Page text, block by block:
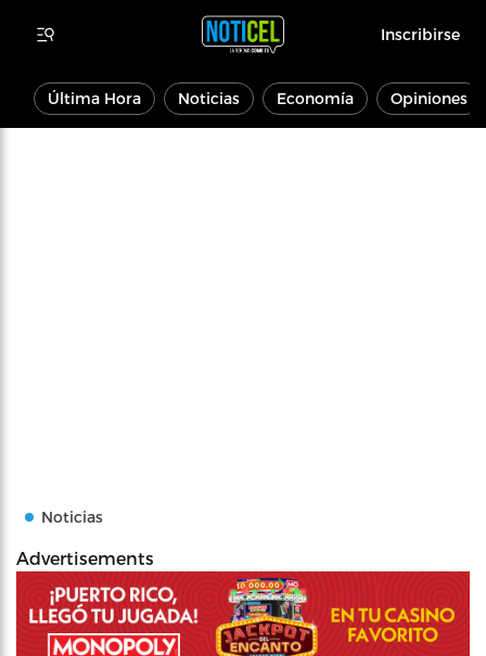
Inscribirse
Última Hora Noticias Economía Opiniones
Noticias
Advertisements